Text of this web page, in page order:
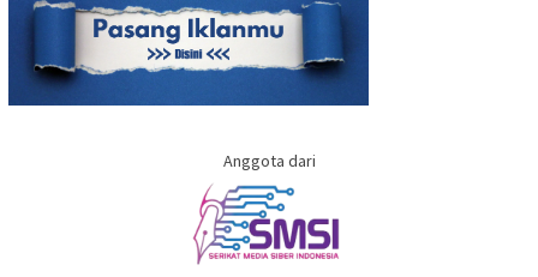
Anggota dari